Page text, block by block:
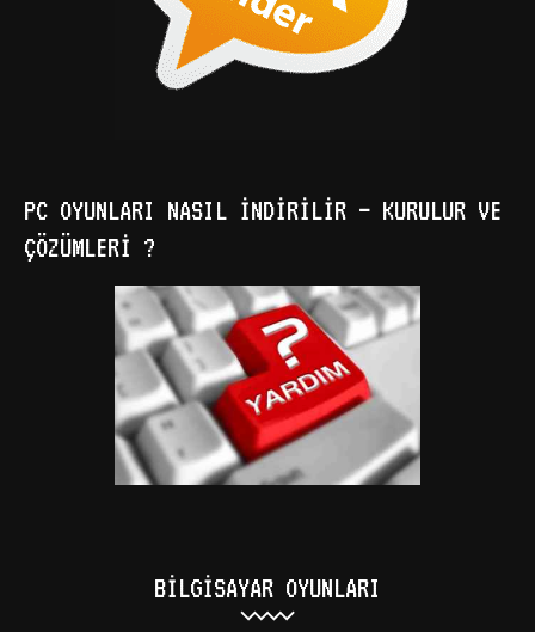
PC OYUNLARI NASIL İNDIRILIR – KURULUR VE
ÇÖZÜMLERI ?
BILGISAYAR OYUNLARI